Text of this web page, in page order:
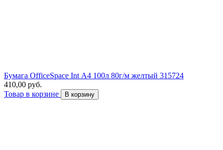
Бумага OfficeSpace Int А4 100л 80г/м желтый 315724
410,00 руб.
Товар в корзине
В корзину